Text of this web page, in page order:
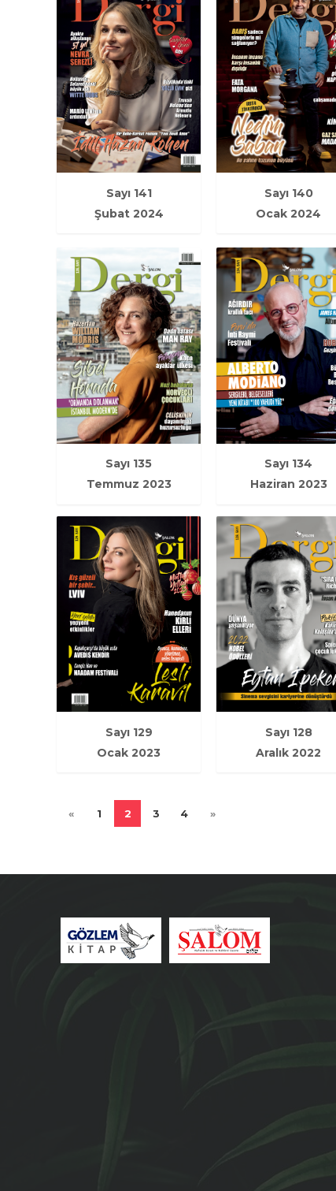
Sayı 141
Şubat 2024
Sayı 140
Ocak 2024
Sayı 135
Temmuz 2023
Sayı 134
Haziran 2023
Sayı 129
Ocak 2023
Sayı 128
Aralık 2022
« 1 2 3 4 »